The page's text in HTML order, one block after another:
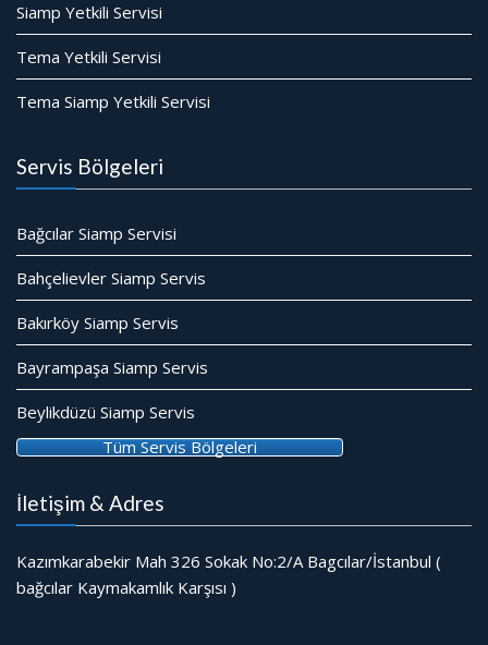
Siamp Yetkili Servisi
Tema Yetkili Servisi
Tema Siamp Yetkili Servisi
Servis Bölgeleri
Bağcılar Siamp Servisi
Bahçelievler Siamp Servis
Bakırköy Siamp Servis
Bayrampaşa Siamp Servis
Beylikdüzü Siamp Servis
Tüm Servis Bölgeleri
İletişim & Adres
Kazımkarabekir Mah 326 Sokak No:2/A Bagcılar/İstanbul (
bağcılar Kaymakamlık Karşısı )